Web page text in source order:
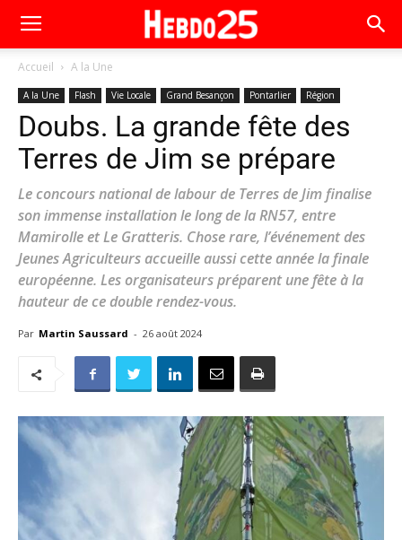
Accueil A la Une
A la Une Flash Vie Locale Grand Besançon Pontarlier Région
Doubs. La grande fête des
Terres de Jim se prépare
Le concours national de labour de Terres de Jim finalise
son immense installation le long de la RN57, entre
Mamirolle et Le Gratteris. Chose rare, l’événement des
Jeunes Agriculteurs accueille aussi cette année la finale
européenne. Les organisateurs préparent une fête à la
hauteur de ce double rendez-vous.
Par Martin Saussard - 26 août 2024